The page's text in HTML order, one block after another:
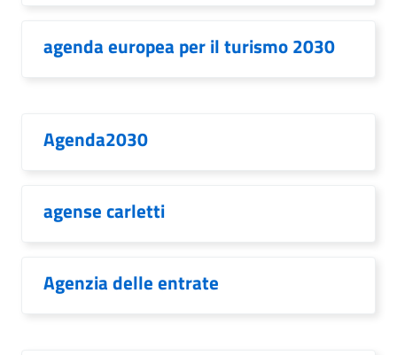
agenda europea per il turismo 2030
Agenda2030
agense carletti
Agenzia delle entrate